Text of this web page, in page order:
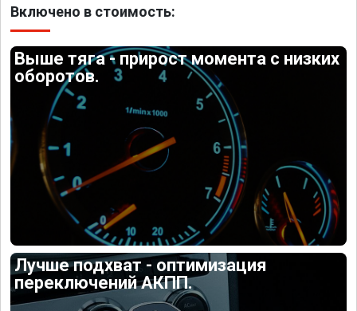
Включено в стоимость:
Выше тяга - прирост момента с низких
оборотов.
Лучше подхват - оптимизация
переключений АКПП.